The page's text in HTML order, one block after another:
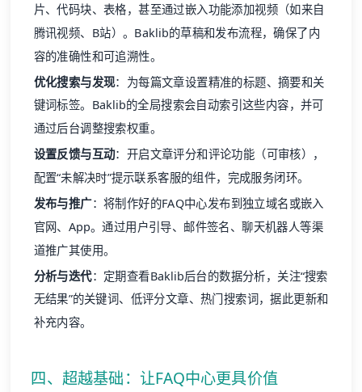
片、代码块、表格，甚至通过嵌入功能添加视频（如来自
腾讯视频、B站）。Baklib的草稿和发布流程，确保了内
容的准确性和可追溯性。
优化搜索与发现：为每篇文章设置精准的标题、摘要和关
键词标签。Baklib的全局搜索会自动索引这些内容，并可
通过后台调整搜索权重。
设置反馈与互动：开启文章评分和评论功能（可审核），
配置“未解决时”提示联系客服的组件，完成服务闭环。
发布与推广：将制作好的FAQ中心发布到独立域名或嵌入
官网、App。通过用户引导、邮件签名、聊天机器人等渠
道推广其使用。
分析与迭代：定期查看Baklib后台的数据分析，关注“搜索
无结果”的关键词、低评分文章、热门搜索词，据此更新和
补充内容。
四、超越基础：让FAQ中心更具价值